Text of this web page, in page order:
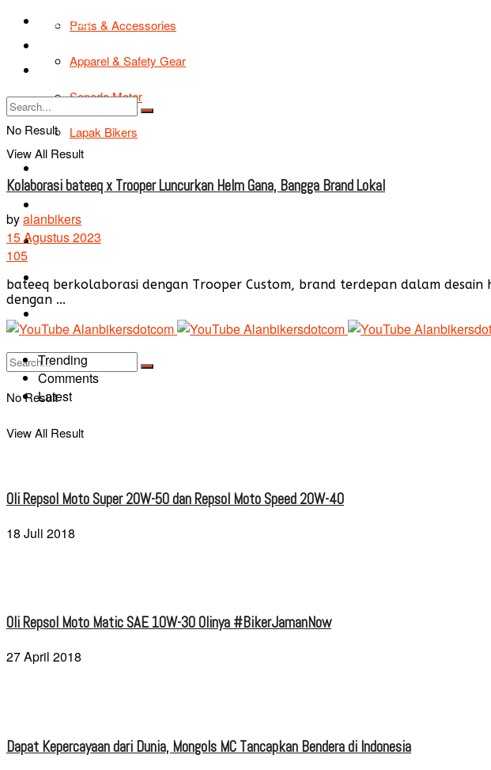
Parts & Accessories
Apparel & Safety Gear
Sepeda Motor
Lapak Bikers
TIPS & TRIK
Bikers Cars
No Result
View All Result
TIPS & TRIK
Tentang Kami
No Result
View All Result
Kolaborasi bateeq x Trooper Luncurkan Helm Gana, Bangga Brand Lokal
byalanbikers
15 Agustus 2023
105
bateeq berkolaborasi dengan Trooper Custom, brand terdepan dalam
dengan ...
Trending
Comments
Latest
Oli Repsol Moto Super 20W-50 dan Repsol Moto Speed 20W-40
18 Juli 2018
Oli Repsol Moto Matic SAE 10W-30 Olinya #BikerJamanNow
27 April 2018
Dapat Kepercayaan dari Dunia, Mongols MC Tancapkan Bendera di Indonesia